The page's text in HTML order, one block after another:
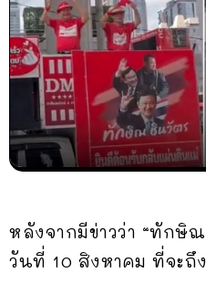
หลังจากมีข่าวว่า “ทักษิ
วันที่ 10 สิงหาคม ที่จะถึ